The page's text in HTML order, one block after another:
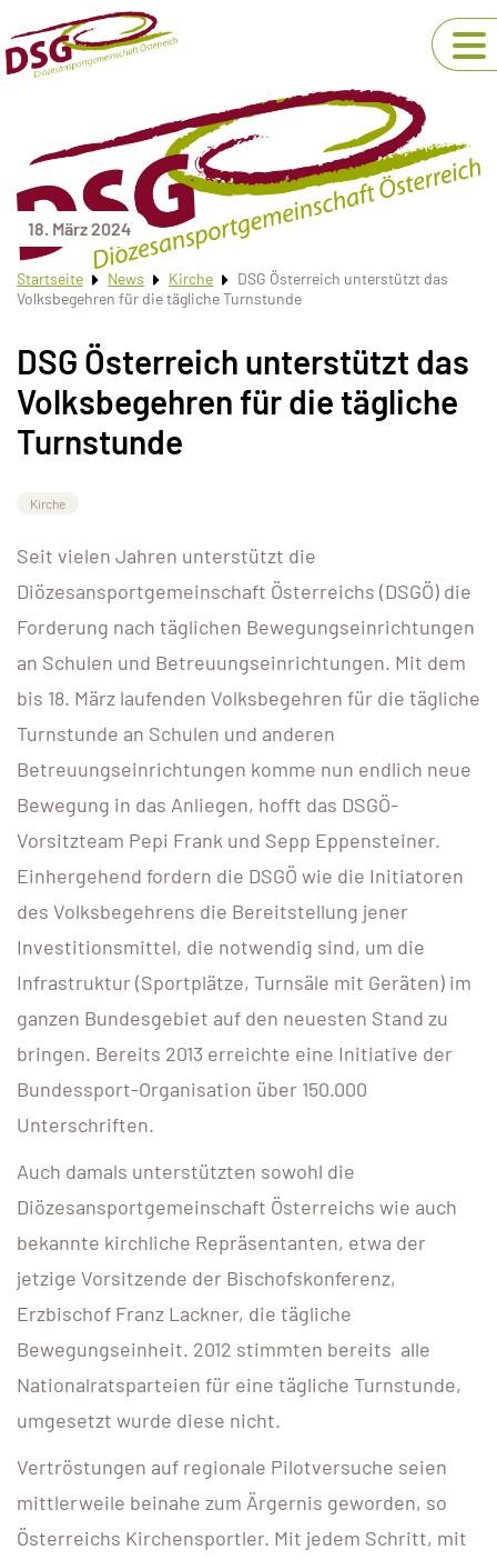
18. März 2024
Startseite News Kirche
DSG Österreich unterstützt das
Volksbegehren für die tägliche Turnstunde
DSG Österreich unterstützt das
Volksbegehren für die tägliche
Turnstunde
Kirche
Seit vielen Jahren unterstützt die
Diözesansportgemeinschaft Österreichs (DSGÖ) die
Forderung nach täglichen Bewegungseinrichtungen
an Schulen und Betreuungseinrichtungen. Mit dem
bis 18. März laufenden Volksbegehren für die tägliche
Turnstunde an Schulen und anderen
Betreuungseinrichtungen komme nun endlich neue
Bewegung in das Anliegen, hofft das DSGÖ-
Vorsitzteam Pepi Frank und Sepp Eppensteiner.
Einhergehend fordern die DSGÖ wie die Initiatoren
des Volksbegehrens die Bereitstellung jener
Investitionsmittel, die notwendig sind, um die
Infrastruktur (Sportplätze, Turnsäle mit Geräten) im
ganzen Bundesgebiet auf den neuesten Stand zu
bringen. Bereits 2013 erreichte eine Initiative der
Bundessport-Organisation über 150.000
Unterschriften.
Auch damals unterstützten sowohl die
Diözesansportgemeinschaft Österreichs wie auch
bekannte kirchliche Repräsentanten, etwa der
jetzige Vorsitzende der Bischofskonferenz,
Erzbischof Franz Lackner, die tägliche
Bewegungseinheit. 2012 stimmten bereits alle
Nationalratsparteien für eine tägliche Turnstunde,
umgesetzt wurde diese nicht.
Vertröstungen auf regionale Pilotversuche seien
mittlerweile beinahe zum Ärgernis geworden, so
Österreichs Kirchensportler. Mit jedem Schritt, mit